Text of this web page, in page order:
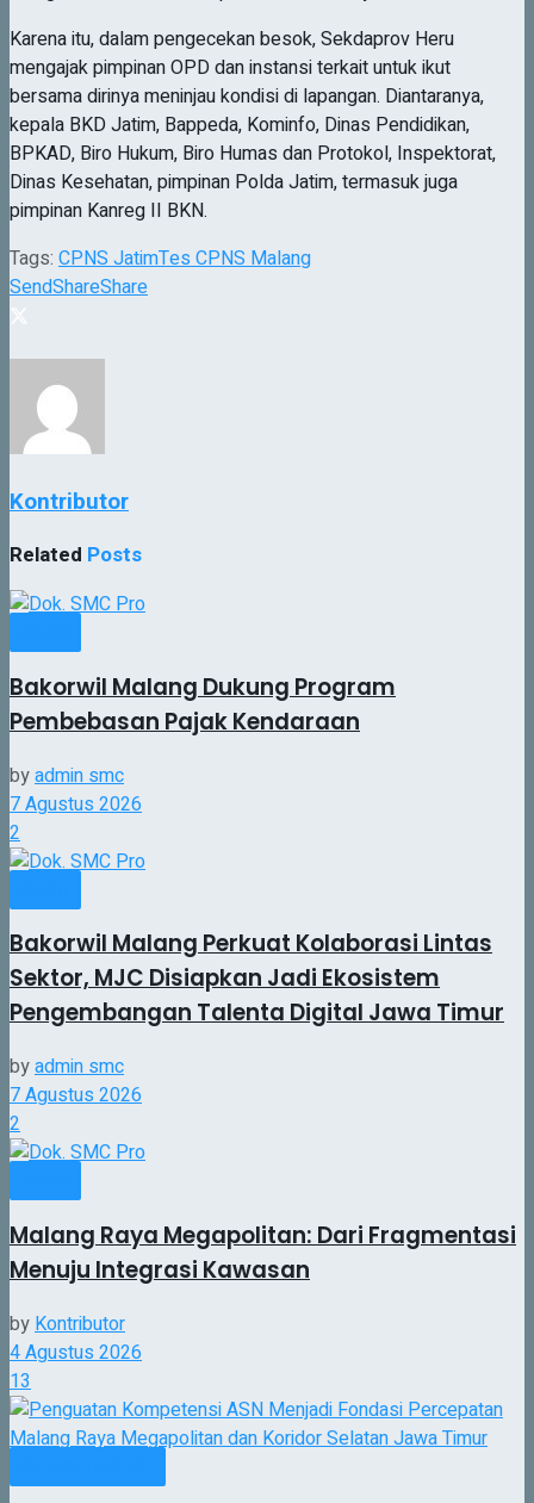
Karena itu, dalam pengecekan besok, Sekdaprov Heru
mengajak pimpinan OPD dan instansi terkait untuk ikut
bersama dirinya meninjau kondisi di lapangan. Diantaranya,
kepala BKD Jatim, Bappeda, Kominfo, Dinas Pendidikan,
BPKAD, Biro Hukum, Biro Humas dan Protokol, Inspektorat,
Dinas Kesehatan, pimpinan Polda Jatim, termasuk juga
pimpinan Kanreg II BKN.
Tags: CPNS JatimTes CPNS Malang
SendShareShare
Kontributor
Related Posts
Bakorwil Malang Dukung Program
Pembebasan Pajak Kendaraan
byadmin smc
7 Agustus 2026
2
Bakorwil Malang Perkuat Kolaborasi Lintas
Sektor, MJC Disiapkan Jadi Ekosistem
Pengembangan Talenta Digital Jawa Timur
byadmin smc
7 Agustus 2026
2
Malang Raya Megapolitan: Dari Fragmentasi
Menuju Integrasi Kawasan
by Kontributor
4 Agustus 2026
13